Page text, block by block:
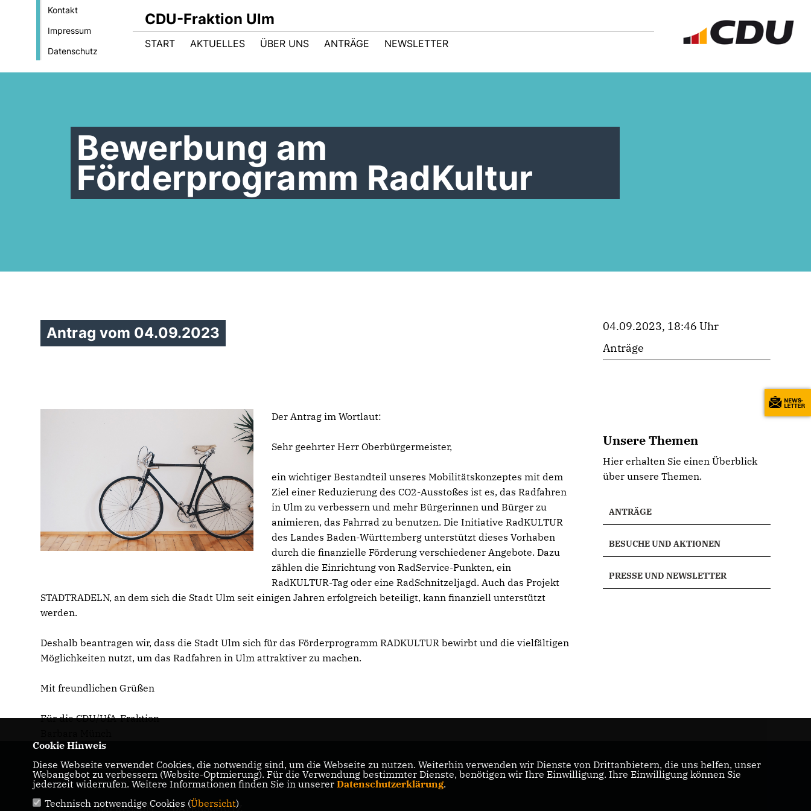
Kontakt
Impressum
Datenschutz
CDU-Fraktion Ulm
START AKTUELLES ÜBER UNS ANTRÄGE NEWSLETTER
Bewerbung am
Förderprogramm RadKultur
Antrag vom 04.09.2023
Der Antrag im Wortlaut:
Sehr geehrter Herr Oberbürgermeister,
ein wichtiger Bestandteil unseres Mobilitätskonzeptes mit dem
Ziel einer Reduzierung des CO2-Ausstoßes ist es, das Radfahren
in Ulm zu verbessern und mehr Bürgerinnen und Bürger zu
animieren, das Fahrrad zu benutzen. Die Initiative RadKULTUR
des Landes Baden-Württemberg unterstützt dieses Vorhaben
durch die finanzielle Förderung verschiedener Angebote. Dazu
zählen die Einrichtung von RadService-Punkten, ein
RadKULTUR-Tag oder eine RadSchnitzeljagd. Auch das Projekt
STADTRADELN, an dem sich die Stadt Ulm seit einigen Jahren erfolgreich beteiligt, kann finanziell unterstützt
werden.
Deshalb beantragen wir, dass die Stadt Ulm sich für das Förderprogramm RADKULTUR bewirbt und die vielfältigen
Möglichkeiten nutzt, um das Radfahren in Ulm attraktiver zu machen.
Mit freundlichen Grüßen
Für die CDU/UfA-Fraktion
04.09.2023, 18:46 Uhr
Anträge
Unsere Themen
Hier erhalten Sie einen Überblick
über unsere Themen.
ANTRÄGE
BESUCHE UND AKTIONEN
PRESSE UND NEWSLETTER
Homepage der CDU-Fraktion im Ulmer
Gemeinderat
IMPRESSUM DATENSCHUTZ
Cookie Hinweis
Diese Webseite verwendet Cookies, die notwendig sind, um die Webseite zu nutzen. Weiterhin verwenden wir Dienste von Drittanbietern, die uns helfen, unser
Webangebot zu verbessern (Website-Optmierung). Für die Verwendung bestimmter Dienste, benötigen wir Ihre Einwilligung. Ihre Einwilligung können Sie
jederzeit widerrufen. Weitere Informationen finden Sie in unserer Datenschutzerklärung.
Technisch notwendige Cookies (Übersicht)